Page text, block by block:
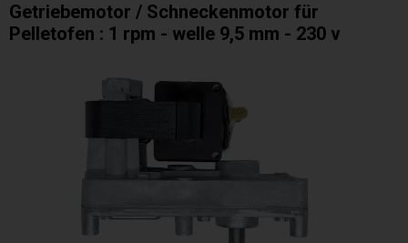
Getriebemotor / Schneckenmotor für
Pelletofen : 1 rpm - welle 9,5 mm - 230 v